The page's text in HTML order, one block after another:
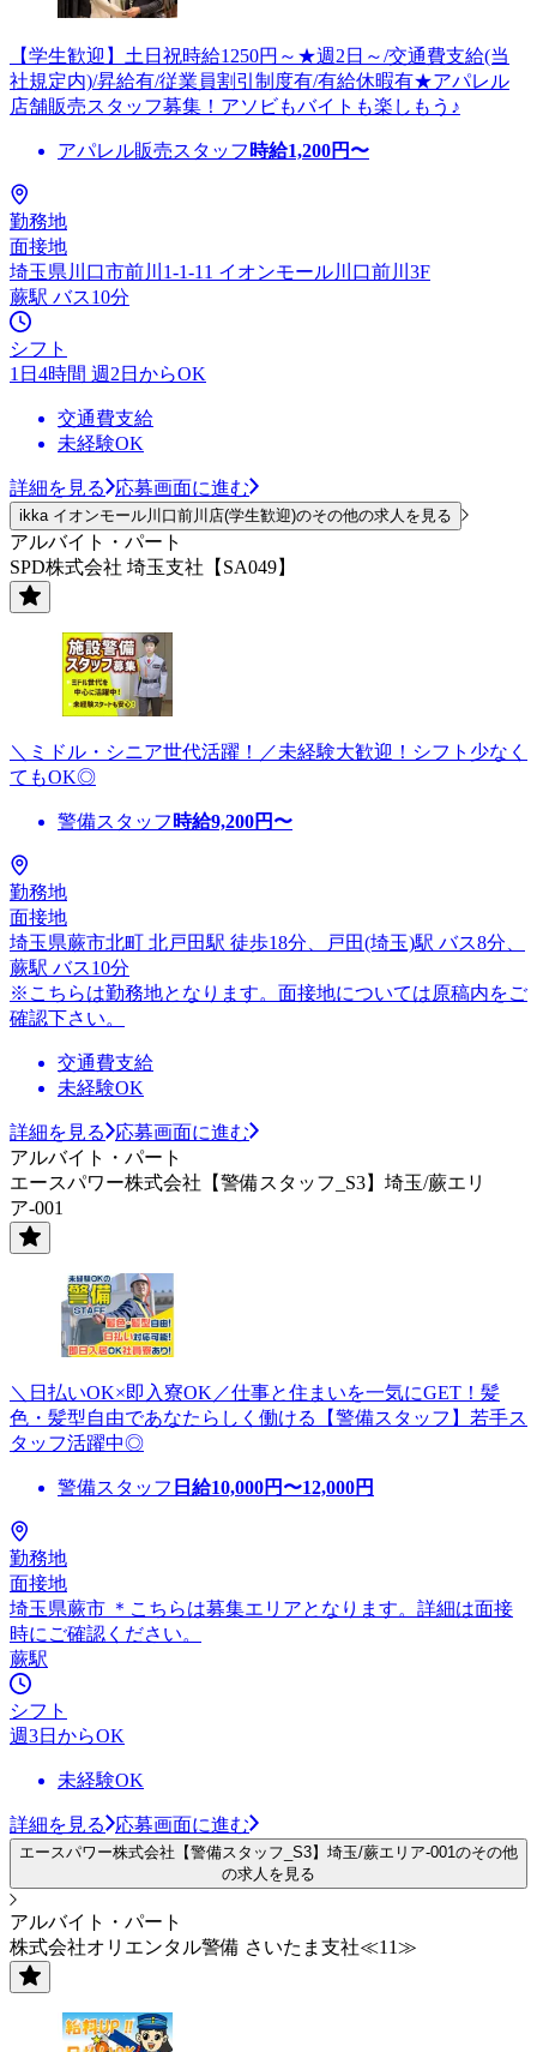
【学生歓迎】土日祝時給1250円～★週2日～/交通費支給(当
社規定内)/昇給有/従業員割引制度有/有給休暇有★アパレル
店舗販売スタッフ募集！アソビもバイトも楽しもう♪
アパレル販売スタッフ 時給1,200円〜
勤務地
面接地
埼玉県川口市前川1-1-11 イオンモール川口前川3F
蕨駅 バス10分
シフト
1日4時間 週2日からOK
交通費支給
未経験OK
詳細を見る 応募画面に進む
ikka イオンモール川口前川店(学生歓迎)のその他の求人を見る
アルバイト・パート
SPD株式会社 埼玉支社【SA049】
＼ミドル・シニア世代活躍！／未経験大歓迎！シフト少なく
てもOK◎
警備スタッフ 時給9,200円〜
勤務地
面接地
埼玉県蕨市北町 北戸田駅 徒歩18分、戸田(埼玉)駅 バス8分、
蕨駅 バス10分
※こちらは勤務地となります。面接地については原稿内をご
確認下さい。
交通費支給
未経験OK
詳細を見る
応募画面に進む
アルバイト・パート
エースパワー株式会社【警備スタッフ_S3】埼玉/蕨エリ
ア-001
＼日払いOK×即入寮OK／仕事と住まいを一気にGET！髪
色・髪型自由であなたらしく働ける【警備スタッフ】若手ス
タッフ活躍中◎
警備スタッフ 日給10,000円〜12,000円
勤務地
面接地
埼玉県蕨市 ＊こちらは募集エリアとなります。詳細は面接
時にご確認ください。
蕨駅
シフト
週3日からOK
未経験OK
詳細を見る 応募画面に進む
エースパワー株式会社【警備スタッフ_S3】埼玉/蕨エリア-001のその他
の求人を見る
アルバイト・パート
株式会社オリエンタル警備 さいたま支社≪11≫